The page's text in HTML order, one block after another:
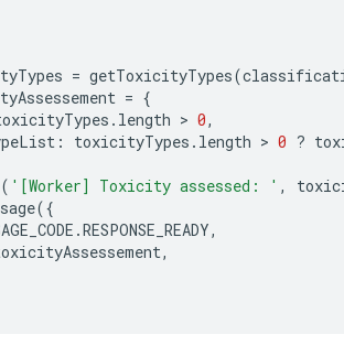
= getToxicityTypes(
= {
. length > 0,
: toxicityTypes . length > 0 ?
( '[Worker] Toxicity assessed: ' ,
({
.RESPONSE_READY,
,